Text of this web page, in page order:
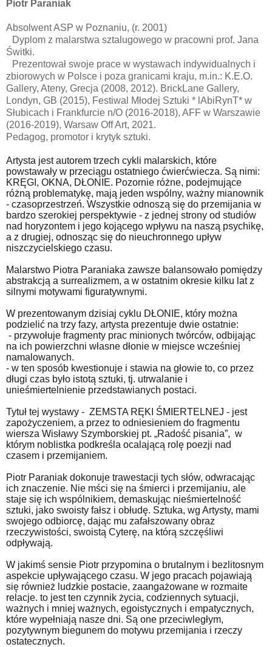
Piotr Paraniak
Absolwent ASP w Poznaniu, (r. 2001)
Dyplom z malarstwa sztalugowego w pracowni prof. Jana
Świtki.
Prezentował swoje prace w wystawach indywidualnych i
zbiorowych w Polsce i poza granicami kraju, m.in.: K.E.O.
Gallery, Ateny, Grecja (2008, 2012). BrickLane Gallery,
Londyn, GB (2015), Festiwal Młodej Sztuki * lAbiRynT* w
Słubicach i Frankfurcie n/O (2016-2018), AFF w Warszawie
(2016-2019), Warsaw Off Art, 2021.
Pedagog, promotor i krytyk sztuki.
Artysta jest autorem trzech cykli malarskich, które
powstawały w przeciągu ostatniego ćwierćwiecza. Są nimi:
KRĘGI, OKNA, DŁONIE. Pozornie różne, podejmujące
różną problematykę, mają jeden wspólny, ważny mianownik
- czasoprzestrzeń. Wszystkie odnoszą się do przemijania w
bardzo szerokiej perspektywie - z jednej strony od studiów
nad horyzontem i jego kojącego wpływu na naszą psychikę,
a z drugiej, odnosząc się do nieuchronnego upływ
niszczycielskiego czasu.
Malarstwo Piotra Paraniaka zawsze balansowało pomiędzy
abstrakcją a surrealizmem, a w ostatnim okresie kilku lat z
silnymi motywami figuratywnymi.
W prezentowanym dzisiaj cyklu DŁONIE, który można
podzielić na trzy fazy, artysta prezentuje dwie ostatnie:
- przywołuje fragmenty prac minionych twórców, odbijając
na ich powierzchni własne dłonie w miejsce wcześniej
namalowanych.
- w ten sposób kwestionuje i stawia na głowie to, co przez
długi czas było istotą sztuki, tj. utrwalanie i
unieśmiertelnienie przedstawianych postaci.
Tytuł tej wystawy - ZEMSTA RĘKI ŚMIERTELNEJ - jest
zapożyczeniem, a przez to odniesieniem do fragmentu
wiersza Wisławy Szymborskiej pt. „Radość pisania”, w
którym noblistka podkreśla ocalającą rolę poezji nad
czasem i przemijaniem.
Piotr Paraniak dokonuje trawestacji tych słów, odwracając
ich znaczenie. Nie mści się na śmierci i przemijaniu, ale
staje się ich wspólnikiem, demaskując nieśmiertelność
sztuki, jako swoisty fałsz i obłudę. Sztuka, wg Artysty, mami
swojego odbiorcę, dając mu zafałszowany obraz
rzeczywistości, swoistą Cyterę, na którą szczęśliwi
odpływają.
W jakimś sensie Piotr przypomina o brutalnym i bezlitosnym
aspekcie upływającego czasu. W jego pracach pojawiają
się również ludzkie postacie, zaangażowane w rozmaite
relacje. to jest ten czynnik życia, codziennych sytuacji,
ważnych i mniej ważnych, egoistycznych i empatycznych,
które wypełniają nasze dni. Są one przeciwległym,
pozytywnym biegunem do motywu przemijania i rzeczy
ostatecznych.